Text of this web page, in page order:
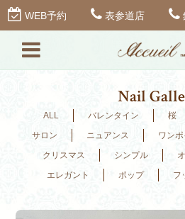
WEB予約 表参道店
Nail
ALL バレンタイン 桜
サロン
ニュアンス
ワン
クリスマス
シンプル
エレガント
ポップ フ